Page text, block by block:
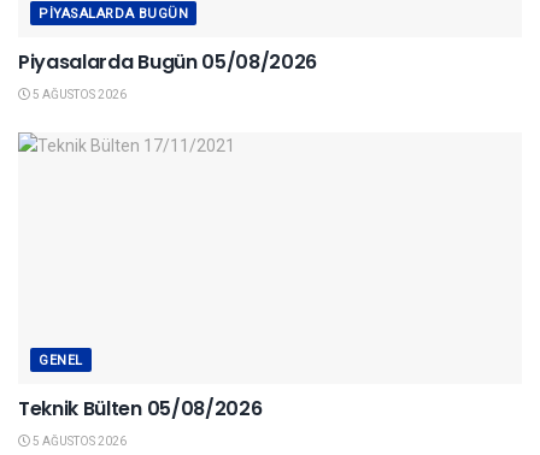
PIYASALARDA BUGÜN
Piyasalarda Bugün 05/08/2026
5 AĞUSTOS 2026
GENEL
Teknik Bülten 05/08/2026
5 AĞUSTOS 2026